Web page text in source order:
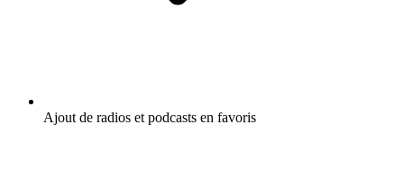
Ajout de radios et podcasts en favoris